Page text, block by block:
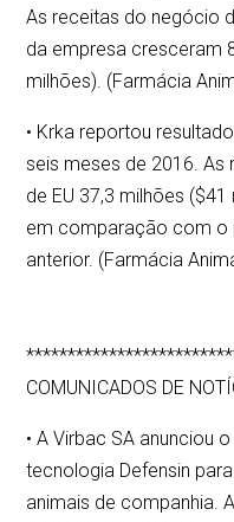
As receitas do negócio
da empresa cresceram
milhões). (Farmácia
• Krka reportou
seis meses de 2016. As
de EU 37,3 milhões
em comparação com o
anterior. (Farmácia
COMUNICADOS DE
• A Virbac SA anunciou
tecnologia Defensin
animais de companhia.